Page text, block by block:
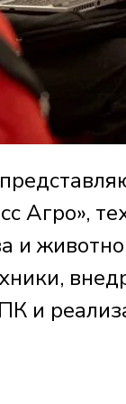
Агро»,
и
и